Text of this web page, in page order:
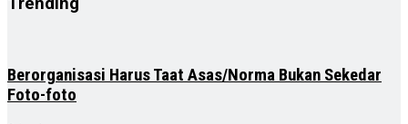
Berorganisasi Harus Taat Asas/Norma Bukan Sekedar
Foto-foto